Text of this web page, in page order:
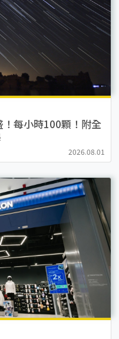
每小時100顆！附全
2026.08.01